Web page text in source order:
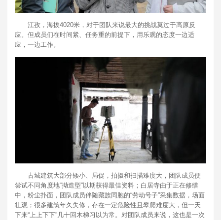
江孜，海拔4020米，对于团队来说最大的挑战莫过于高原反
应。但成员们在时间紧、任务重的前提下，用乐观的态度一边适
应，一边工作。
古城建筑大部分矮小、局促，拍摄和扫描难度大，团队成员便
尝试不同角度地“拗造型”以期获得最佳资料；白居寺由于正在修缮
中，粉尘扑面，团队成员伴随藏族同胞的“劳动号子”采集数据，场面
壮观；很多建筑年久失修，存在一定危险性且攀爬难度大，但一天
下来“上上下下”几十回木梯习以为常。对团队成员来说，这也是一次